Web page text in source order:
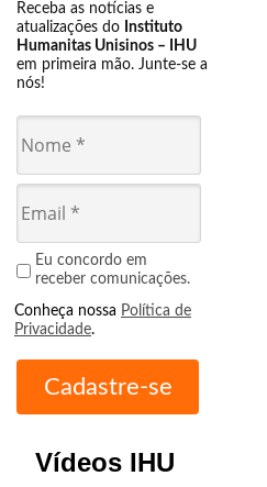
Receba as notícias e
atualizações do Instituto
Humanitas Unisinos – IHU
em primeira mão. Junte-se a
nós!
Eu concordo em
receber comunicações.
Conheça nossa Política de
Privacidade.
Vídeos IHU